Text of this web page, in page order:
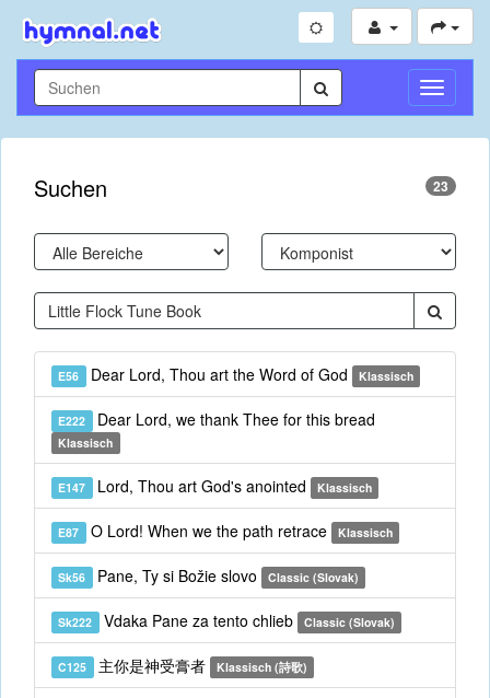
Suchen 23
E56 Dear Lord, Thou art the Word of God Klassisch
E222 Dear Lord, we thank Thee for this bread
Klassisch
E147 Lord, Thou art God's anointed Klassisch
E87 O Lord! When we the path retrace Klassisch
Sk56 Pane, Ty si Božie slovo Classic (Slovak)
Sk222 Vdaka Pane za tento chlieb Classic (Slovak)
C125 主你是神受膏者 Klassisch (詩歌)